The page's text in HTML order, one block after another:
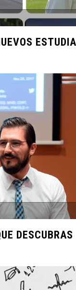
Duelo
Ser
y
de
Próximo
de
y la